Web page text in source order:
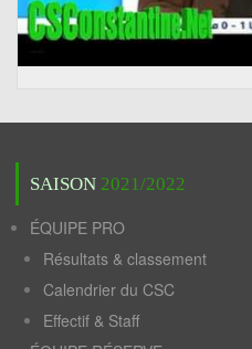
SAISON 2021/2022
ÉQUIPE PRO
Résultats & classement
Calendrier du CSC
Effectif & Staff